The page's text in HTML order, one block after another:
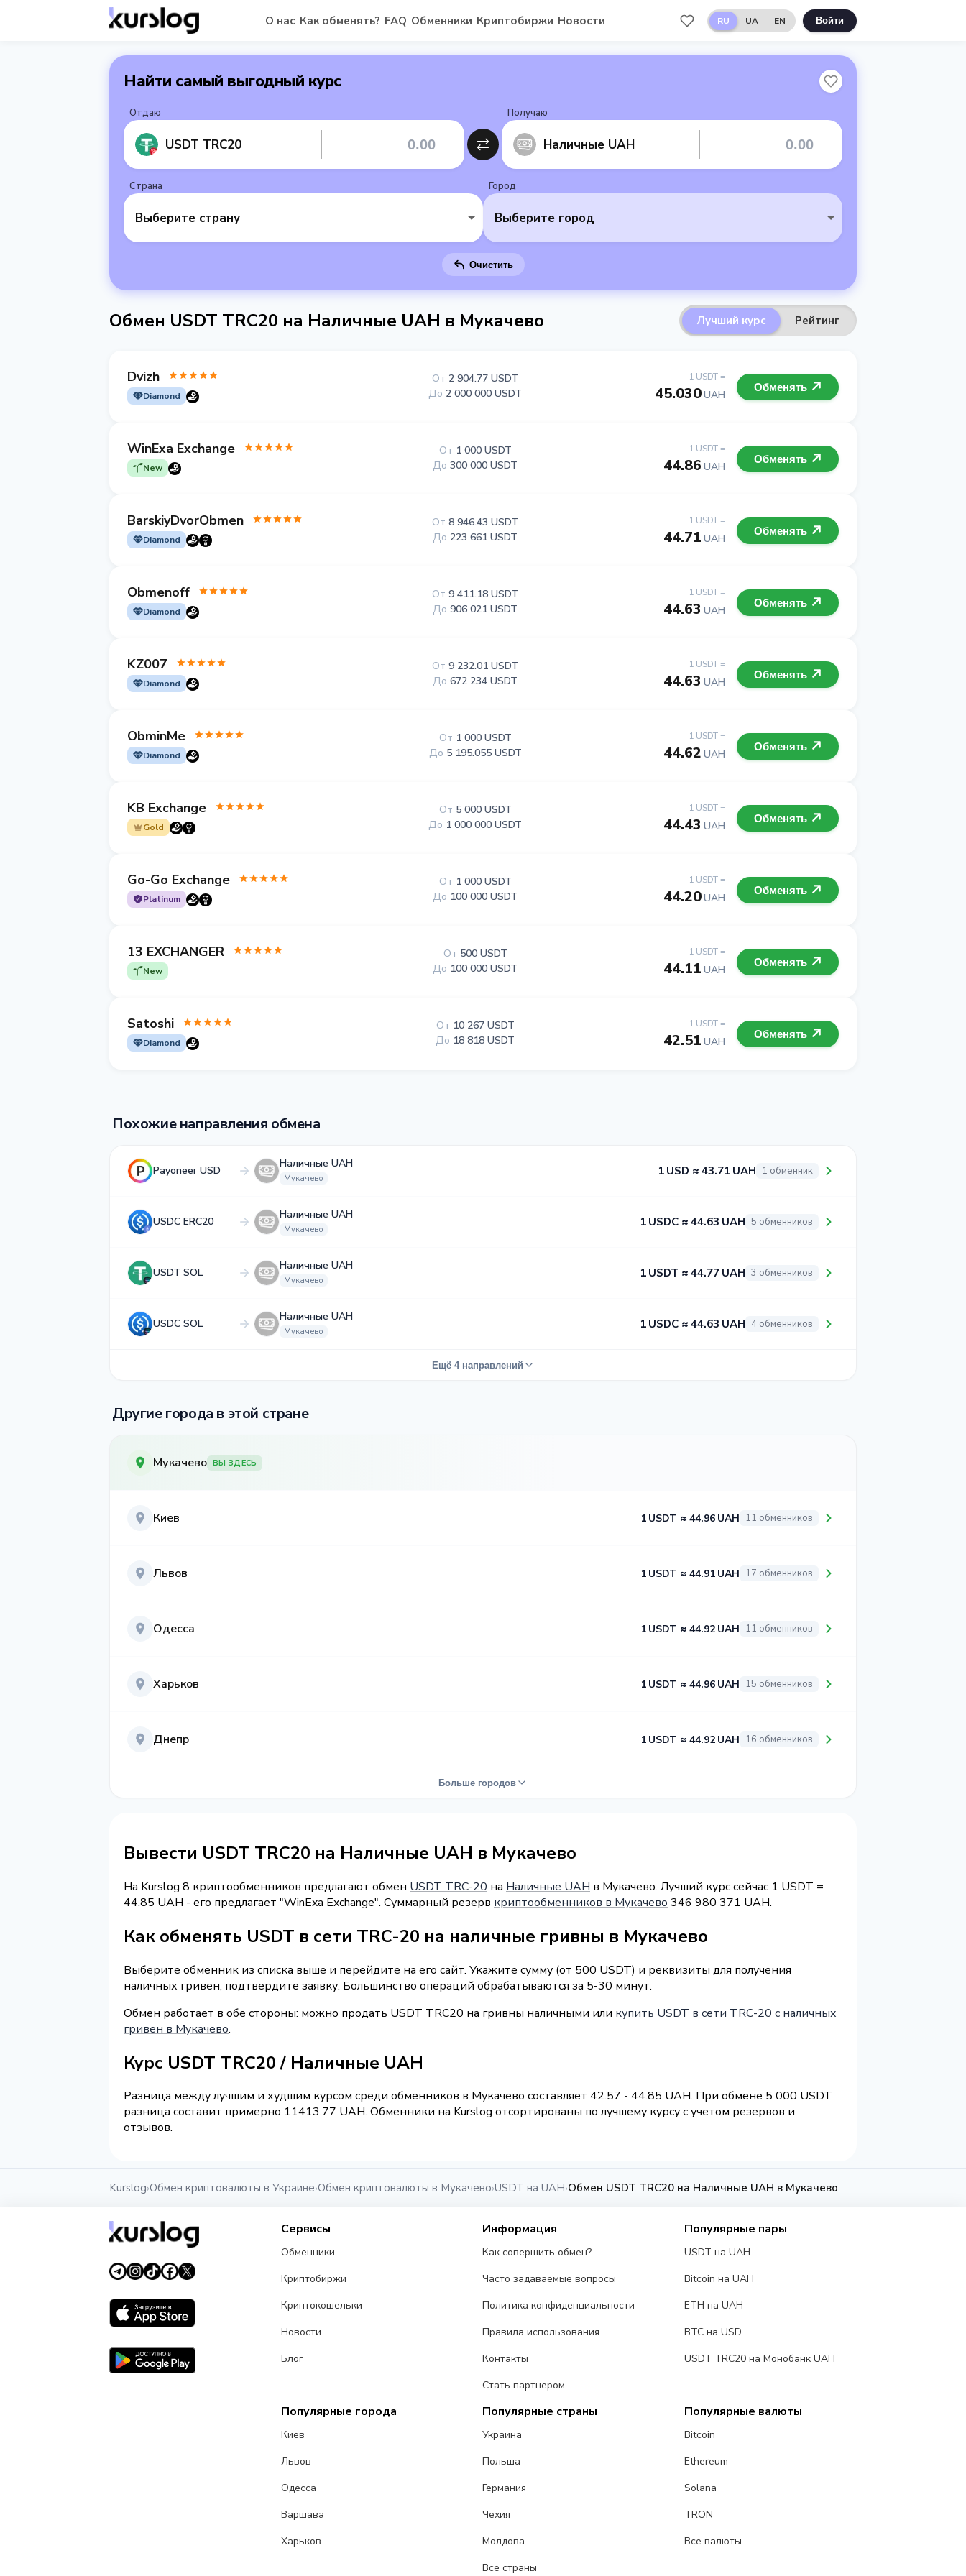
О нас Как обменять? FAQ Обменники Криптобиржи Новости RU UA EN Войти
Найти самый выгодный курс
Отдаю
USDT TRC20
Получаю
Наличные UAH
Страна
Выберите страну
Город
Выберите город
Очистить
Обмен USDT TRC20 на Наличные UAH в Мукачево Лучший курс Рейтинг
Dvizh
Diamond
1 USDT =
45.030UAH
От 2 904.77 USDT
До 2 000 000 USDT Обменять
WinExa Exchange
New
1 USDT =
44.86 UAH
От 1 000 USDT
До 300 000 USDT Обменять
BarskiyDvorObmen
Diamond
1 USDT =
44.71 UAH
От 8 946.43 USDT
До 223 661 USDT Обменять
Obmenoff
Diamond
1 USDT =
44.63 UAH
От 9 411.18 USDT
До 906 021 USDT Обменять
KZ007
Diamond
1 USDT =
44.63 UAH
От 9 232.01 USDT
До 672 234 USDT Обменять
ObminMe
Diamond
1 USDT =
44.62 UAH
От 1 000 USDT
До 5 195.055 USDT Обменять
KB Exchange
Gold
1 USDT =
44.43 UAH
От 5 000 USDT
До 1 000 000 USDT Обменять
Go-Go Exchange
Platinum
1 USDT =
44.20UAH
От 1 000 USDT
До 100 000 USDT Обменять
13 EXCHANGER
New
1 USDT =
44.11 UAH
От 500 USDT
До 100 000 USDT Обменять
Satoshi
Diamond
1 USDT =
42.51 UAH
От 10 267 USDT
До 18 818 USDT Обменять
Похожие направления обмена
Payoneer USD
Наличные UAH
Мукачево
1 USD ≈ 43.71 UAH 1 обменник
USDC ERC20
Наличные UAH
Мукачево
1 USDC ≈ 44.63 UAH 5 обменников
USDT SOL
Наличные UAH
Мукачево
1 USDT ≈ 44.77 UAH 3 обменников
USDC SOL
Наличные UAH
Мукачево
1 USDC ≈ 44.63 UAH 4 обменников
Ещё 4 направлений
Другие города в этой стране
Мукачево ВЫ ЗДЕСЬ
Киев 1 USDT ≈ 44.96 UAH 11 обменников
Львов 1 USDT ≈ 44.91 UAH 17 обменников
Одесса 1 USDT ≈ 44.92 UAH 11 обменников
Харьков 1 USDT ≈ 44.96 UAH 15 обменников
Днепр 1 USDT ≈ 44.92 UAH 16 обменников
Больше городов
Вывести USDT TRC20 на Наличные UAH в Мукачево
На Kurslog 8 криптообменников предлагают обмен USDT TRC-20 на Наличные UAH в Мукачево. Лучший курс сейчас 1 USDT =
44.85 UAH - его предлагает "WinExa Exchange". Суммарный резерв криптообменников в Мукачево 346 980 371 UAH.
Как обменять USDT в сети TRC-20 на наличные гривны в Мукачево
Выберите обменник из списка выше и перейдите на его сайт. Укажите сумму (от 500 USDT) и реквизиты для получения
наличных гривен, подтвердите заявку. Большинство операций обрабатываются за 5-30 минут.
Обмен работает в обе стороны: можно продать USDT TRC20 на гривны наличными или купить USDT в сети TRC-20 с наличных
гривен в Мукачево.
Курс USDT TRC20 / Наличные UAH
Разница между лучшим и худшим курсом среди обменников в Мукачево составляет 42.57 - 44.85 UAH. При обмене 5 000 USDT
разница составит примерно 11413.77 UAH. Обменники на Kurslog отсортированы по лучшему курсу с учетом резервов и
отзывов.
Kurslog›Обмен криптовалюты в Украине›Обмен криптовалюты в Мукачево›USDT на UAH›Обмен USDT TRC20 на Наличные UAH в Мукачево
Сервисы
Обменники
Криптобиржи
Криптокошельки
Новости
Блог
Информация
Как совершить обмен?
Часто задаваемые вопросы
Политика конфиденциальности
Правила использования
Контакты
Стать партнером
Популярные пары
USDT на UAH
Bitcoin на UAH
ETH на UAH
BTC на USD
USDT TRC20 на Монобанк UAH
Популярные города
Киев
Львов
Одесса
Варшава
Харьков
Популярные страны
Украина
Польша
Германия
Чехия
Молдова
Все страны
Популярные валюты
Bitcoin
Ethereum
Solana
TRON
Все валюты